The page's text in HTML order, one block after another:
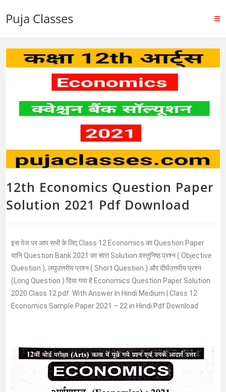
Puja Classes
12th Economics Question Paper
Solution 2021 Pdf Download
इस पेज पर आप सभी के लिए Class 12 Economics का Question Paper
यानि Question Bank 2021 का सारा Solution वस्तुनिष्ठ प्रश्न ( Objective
Question ), लघुउत्तरीय प्रश्न ( Short Question ) और दीर्घउत्तरीय प्रश्न
(Long Question ) दिया गया है Economics Question Paper Solution
2020 Class 12 pdf With Answer In Hindi Medium | Class 12
Economics Sample Paper 2021 – 22 in Hindi Pdf Download